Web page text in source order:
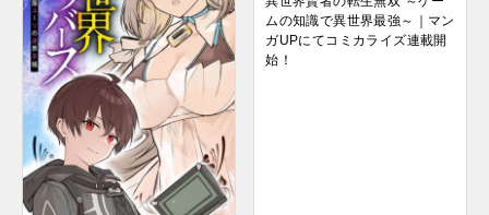
ムの知識で異世界最強～｜マン
ガUPにてコミカライズ連載開
始！